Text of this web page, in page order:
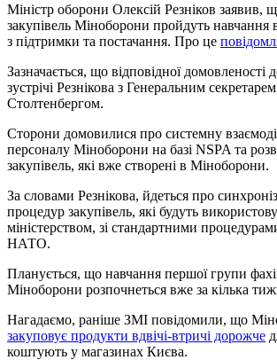
Міністр оборони Олексій Резніков заявив,
закупівель Міноборони пройдуть
з підтримки та постачання. Про це
Зазначається, що відповідної домовленості
зустрічі Резнікова з Генеральним
Столтенбергом.
Сторони домовилися про системну
персоналу Міноборони на базі NSPA та
закупівель, які вже створені в Міноборони.
За словами Резнікова, йдеться про
процедур закупівель, які будуть
міністерством, зі стандартними
НАТО.
Планується, що навчання першої групи
Міноборони розпочнеться вже за кілька
Нагадаємо, раніше ЗМІ повідомили, що
закуповує продукти вдвічі-втричі дорожче
коштують у магазинах Києва.